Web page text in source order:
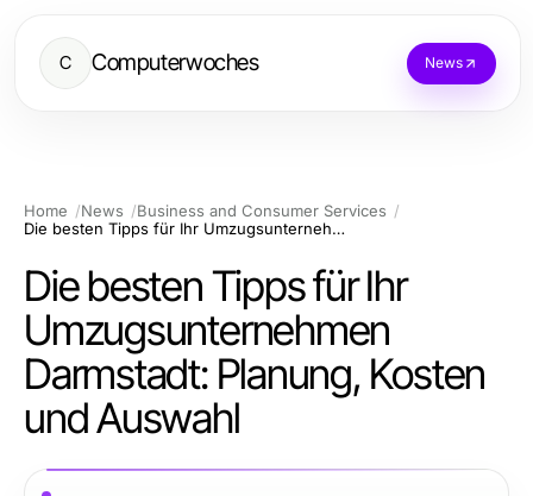
C Computerwoches News
Home News
Business and Consumer Services
Die besten Tipps für Ihr Umzugsunternehmen Darmstadt: Planung, Kosten und Auswahl
Die besten Tipps für Ihr
Umzugsunternehmen
Darmstadt: Planung, Kosten
und Auswahl